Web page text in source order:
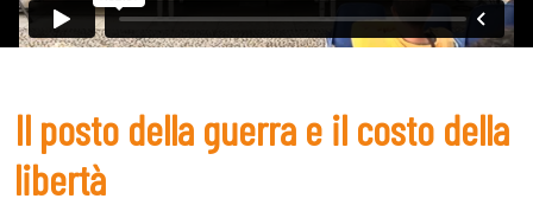
Il posto della guerra e il costo della
libertà